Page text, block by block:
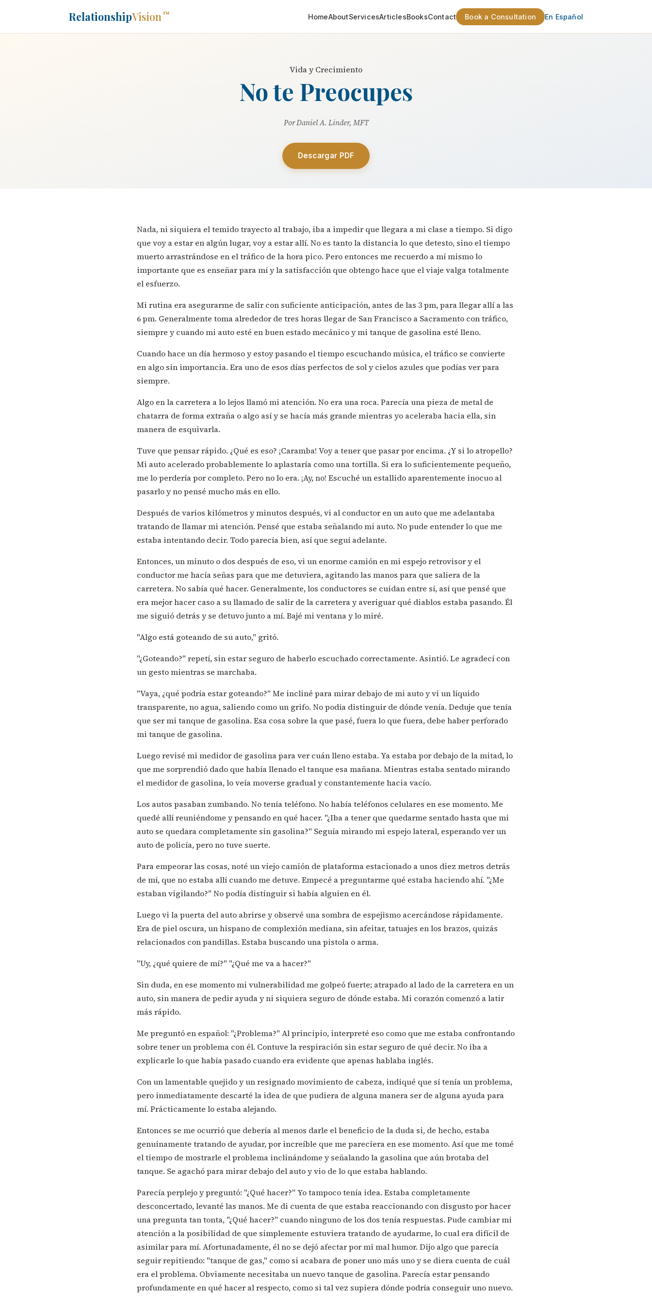
RelationshipVision ™ HomeAboutServicesArticlesBooksContact Book a Consultation En Español
Vida y Crecimiento
No te Preocupes
Por Daniel A. Linder, MFT
Descargar PDF
Nada, ni siquiera el temido trayecto al trabajo, iba a impedir que llegara a mi clase a tiempo. Si digo
que voy a estar en algún lugar, voy a estar allí. No es tanto la distancia lo que detesto, sino el tiempo
muerto arrastrándose en el tráfico de la hora pico. Pero entonces me recuerdo a mí mismo lo
importante que es enseñar para mí y la satisfacción que obtengo hace que el viaje valga totalmente
el esfuerzo.
Mi rutina era asegurarme de salir con suficiente anticipación, antes de las 3 pm, para llegar allí a las
6 pm. Generalmente toma alrededor de tres horas llegar de San Francisco a Sacramento con tráfico,
siempre y cuando mi auto esté en buen estado mecánico y mi tanque de gasolina esté lleno.
Cuando hace un día hermoso y estoy pasando el tiempo escuchando música, el tráfico se convierte
en algo sin importancia. Era uno de esos días perfectos de sol y cielos azules que podías ver para
siempre.
Algo en la carretera a lo lejos llamó mi atención. No era una roca. Parecía una pieza de metal de
chatarra de forma extraña o algo así y se hacía más grande mientras yo aceleraba hacia ella, sin
manera de esquivarla.
Tuve que pensar rápido. ¿Qué es eso? ¡Caramba! Voy a tener que pasar por encima. ¿Y si lo atropello?
Mi auto acelerado probablemente lo aplastaría como una tortilla. Si era lo suficientemente pequeño,
me lo perdería por completo. Pero no lo era. ¡Ay, no! Escuché un estallido aparentemente inocuo al
pasarlo y no pensé mucho más en ello.
Después de varios kilómetros y minutos después, vi al conductor en un auto que me adelantaba
tratando de llamar mi atención. Pensé que estaba señalando mi auto. No pude entender lo que me
estaba intentando decir. Todo parecía bien, así que seguí adelante.
Entonces, un minuto o dos después de eso, vi un enorme camión en mi espejo retrovisor y el
conductor me hacía señas para que me detuviera, agitando las manos para que saliera de la
carretera. No sabía qué hacer. Generalmente, los conductores se cuidan entre sí, así que pensé que
era mejor hacer caso a su llamado de salir de la carretera y averiguar qué diablos estaba pasando. Él
me siguió detrás y se detuvo junto a mí. Bajé mi ventana y lo miré.
"Algo está goteando de su auto," gritó.
"¿Goteando?" repetí, sin estar seguro de haberlo escuchado correctamente. Asintió. Le agradecí con
un gesto mientras se marchaba.
"Vaya, ¿qué podría estar goteando?" Me incliné para mirar debajo de mi auto y vi un líquido
transparente, no agua, saliendo como un grifo. No podía distinguir de dónde venía. Deduje que tenía
que ser mi tanque de gasolina. Esa cosa sobre la que pasé, fuera lo que fuera, debe haber perforado
mi tanque de gasolina.
Luego revisé mi medidor de gasolina para ver cuán lleno estaba. Ya estaba por debajo de la mitad, lo
que me sorprendió dado que había llenado el tanque esa mañana. Mientras estaba sentado mirando
el medidor de gasolina, lo veía moverse gradual y constantemente hacia vacío.
Los autos pasaban zumbando. No tenía teléfono. No había teléfonos celulares en ese momento. Me
quedé allí reuniéndome y pensando en qué hacer. "¿Iba a tener que quedarme sentado hasta que mi
auto se quedara completamente sin gasolina?" Seguía mirando mi espejo lateral, esperando ver un
auto de policía, pero no tuve suerte.
Para empeorar las cosas, noté un viejo camión de plataforma estacionado a unos diez metros detrás
de mí, que no estaba allí cuando me detuve. Empecé a preguntarme qué estaba haciendo ahí. "¿Me
estaban vigilando?" No podía distinguir si había alguien en él.
Luego vi la puerta del auto abrirse y observé una sombra de espejismo acercándose rápidamente.
Era de piel oscura, un hispano de complexión mediana, sin afeitar, tatuajes en los brazos, quizás
relacionados con pandillas. Estaba buscando una pistola o arma.
"Uy, ¿qué quiere de mí?" "¿Qué me va a hacer?"
Sin duda, en ese momento mi vulnerabilidad me golpeó fuerte; atrapado al lado de la carretera en un
auto, sin manera de pedir ayuda y ni siquiera seguro de dónde estaba. Mi corazón comenzó a latir
más rápido.
Me preguntó en español: "¿Problema?" Al principio, interpreté eso como que me estaba confrontando
sobre tener un problema con él. Contuve la respiración sin estar seguro de qué decir. No iba a
explicarle lo que había pasado cuando era evidente que apenas hablaba inglés.
Con un lamentable quejido y un resignado movimiento de cabeza, indiqué que sí tenía un problema,
pero inmediatamente descarté la idea de que pudiera de alguna manera ser de alguna ayuda para
mí. Prácticamente lo estaba alejando.
Entonces se me ocurrió que debería al menos darle el beneficio de la duda si, de hecho, estaba
genuinamente tratando de ayudar, por increíble que me pareciera en ese momento. Así que me tomé
el tiempo de mostrarle el problema inclinándome y señalando la gasolina que aún brotaba del
tanque. Se agachó para mirar debajo del auto y vio de lo que estaba hablando.
Parecía perplejo y preguntó: "¿Qué hacer?" Yo tampoco tenía idea. Estaba completamente
desconcertado, levanté las manos. Me di cuenta de que estaba reaccionando con disgusto por hacer
una pregunta tan tonta, "¿Qué hacer?" cuando ninguno de los dos tenía respuestas. Pude cambiar mi
atención a la posibilidad de que simplemente estuviera tratando de ayudarme, lo cual era difícil de
asimilar para mí. Afortunadamente, él no se dejó afectar por mi mal humor. Dijo algo que parecía
seguir repitiendo: "tanque de gas," como si acabara de poner uno más uno y se diera cuenta de cuál
era el problema. Obviamente necesitaba un nuevo tanque de gasolina. Parecía estar pensando
profundamente en qué hacer al respecto, como si tal vez supiera dónde podría conseguir uno nuevo.